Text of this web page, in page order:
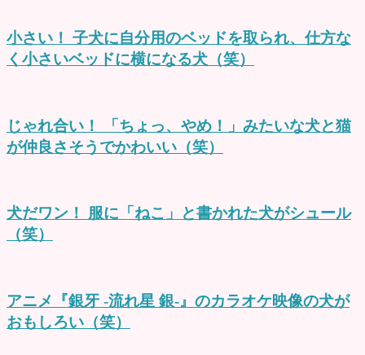
小さい！ 子犬に自分用のベッドを取られ、仕方な
く小さいベッドに横になる犬（笑）
じゃれ合い！ 「ちょっ、やめ！」みたいな犬と猫
が仲良さそうでかわいい（笑）
犬だワン！ 服に「ねこ」と書かれた犬がシュール
（笑）
アニメ『銀牙 -流れ星 銀-』のカラオケ映像の犬が
おもしろい（笑）